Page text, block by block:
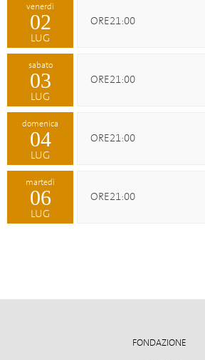
venerdì
02
LUG
ORE21:00
sabato
03
LUG
ORE21:00
domenica
04
LUG
ORE21:00
martedì
06
LUG
ORE21:00
FONDAZIONE